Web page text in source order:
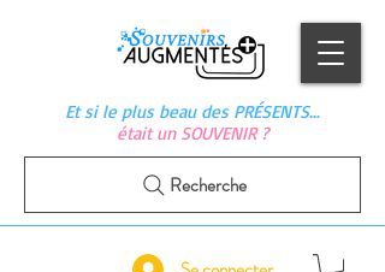
Et si le plus beau des PRÉSENTS…
était un SOUVENIR ?
Recherche